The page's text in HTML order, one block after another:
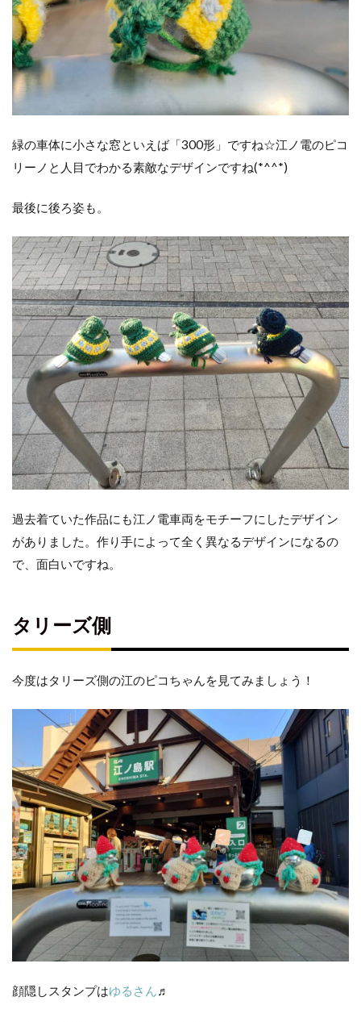
緑の車体に小さな窓といえば「300形」ですね☆江ノ電のピコ
リーノと人目でわかる素敵なデザインですね(*^^*)
最後に後ろ姿も。
過去着ていた作品にも江ノ電車両をモチーフにしたデザイン
がありました。作り手によって全く異なるデザインになるの
で、面白いですね。
タリーズ側
今度はタリーズ側の江のピコちゃんを見てみましょう！
顔隠しスタンプはゆるさん♬